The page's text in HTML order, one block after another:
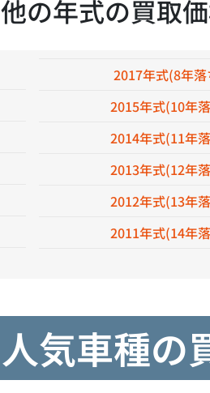
他の年式の買取
2017年式(8年落
2015年式(10年
2014年式(11年
2013年式(12年
2012年式(13年
2011年式(14年
人気車種の